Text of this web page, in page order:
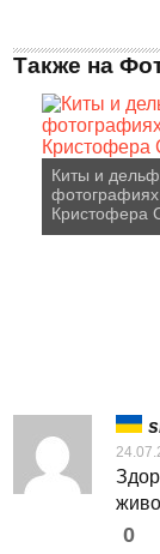
Также на
Киты и
фотографиях
Кристофера
0